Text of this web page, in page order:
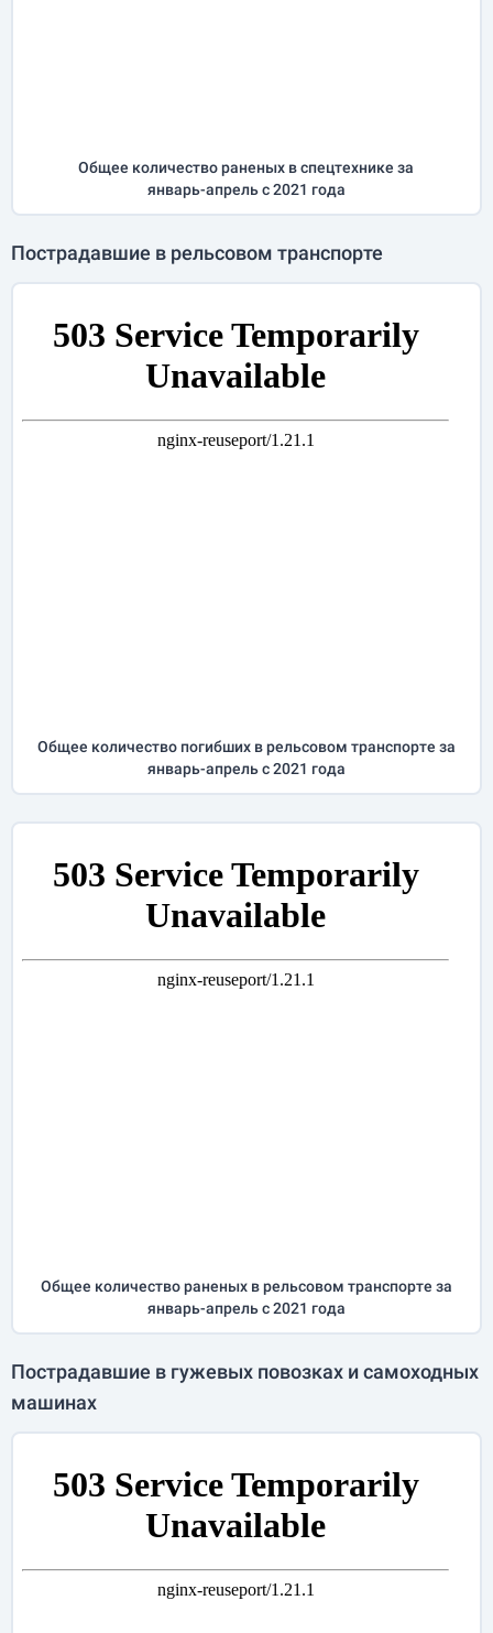
Общее количество раненых в спецтехнике за
январь-апрельс 2021 года
Пострадавшие в рельсовом транспорте
Общее количество погибших в рельсовом транспорте за
январь-апрельс 2021 года
Общее количество раненых в рельсовом транспорте за
январь-апрельс 2021 года
Пострадавшие в гужевых повозках и самоходных
машинах